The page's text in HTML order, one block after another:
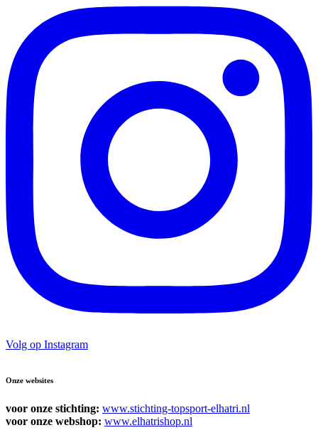
Volg op Instagram
Onze websites
voor onze stichting: www.stichting-topsport-elhatri.nl
voor onze webshop: www.elhatrishop.nl